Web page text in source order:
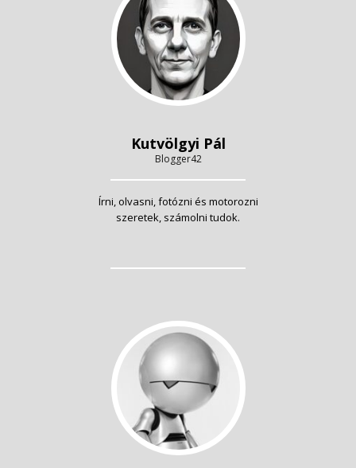
Kutvölgyi Pál
Blogger42
Írni, olvasni, fotózni és motorozni
szeretek, számolni tudok.